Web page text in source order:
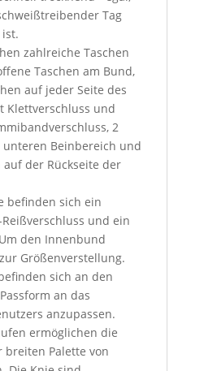
Tag
zahlreiche Taschen
Taschen am Bund,
auf jeder Seite des
Klettverschluss und
2
unteren Beinbereich und
der Rückseite der
befinden sich ein
und ein
den Innenbund
Größenverstellung.
sich an den
an das
anzupassen.
ermöglichen die
breiten Palette von